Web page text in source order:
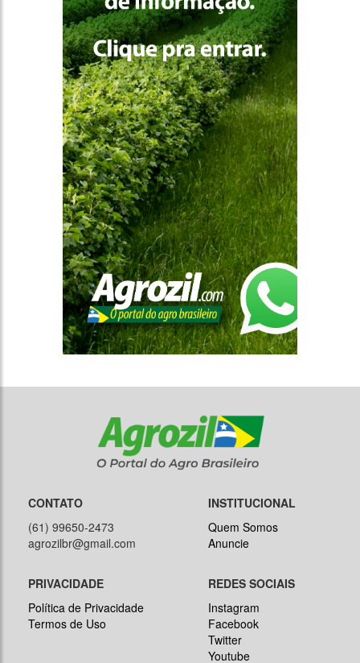
CONTATO
(61) 99650-2473
agrozilbr@gmail.com
INSTITUCIONAL
Quem Somos
Anuncie
PRIVACIDADE
Política de Privacidade
Termos de Uso
REDES SOCIAIS
Instagram
Facebook
Twitter
Youtube